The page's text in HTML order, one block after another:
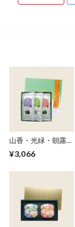
山香・光緑・朝露セ
¥3,066